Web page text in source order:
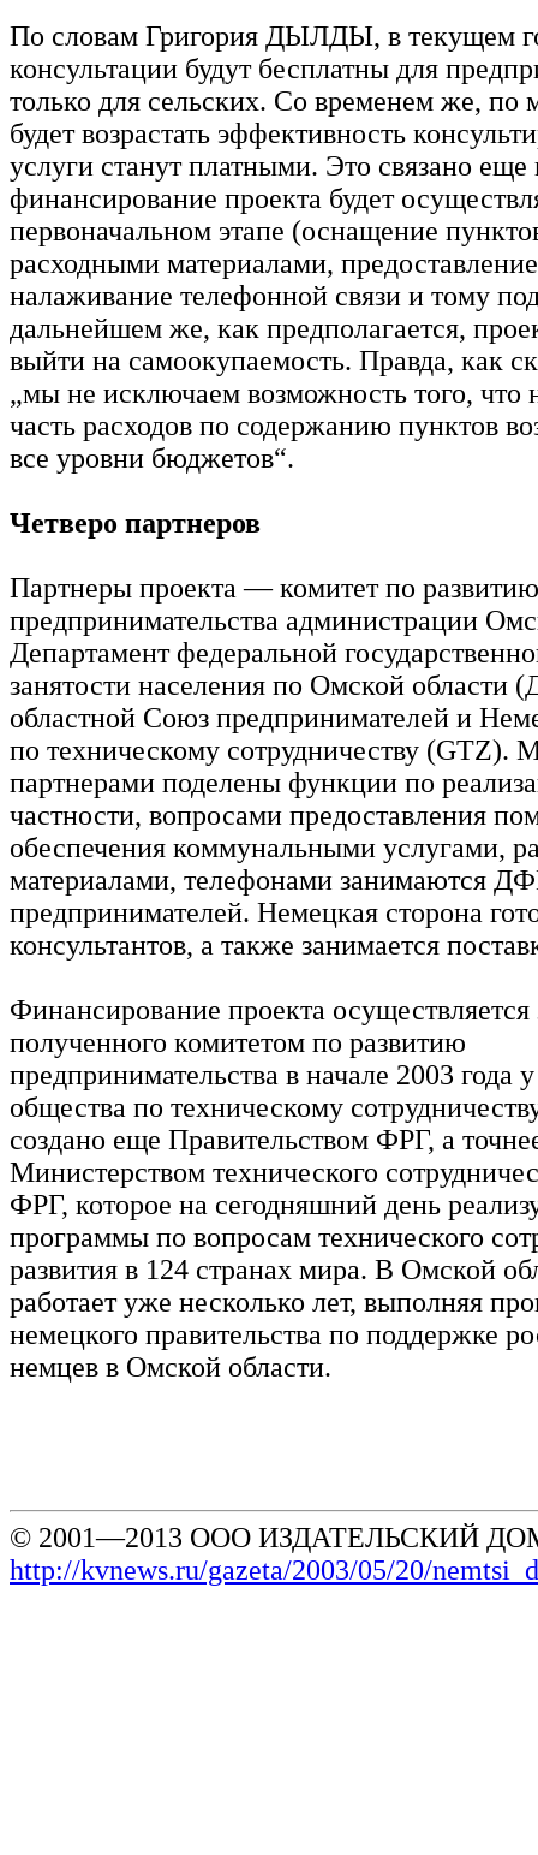
По словам Григория ДЫЛДЫ, в текущем
консультации будут бесплатны для
только для сельских. Со временем же, по
будет возрастать эффективность
услуги станут платными. Это связано еще
финансирование проекта будет
первоначальном этапе (оснащение
расходными материалами,
налаживание телефонной связи и тому
дальнейшем же, как предполагается,
выйти на самоокупаемость. Правда, как
„мы не исключаем возможность того, что
часть расходов по содержанию пунктов
все уровни бюджетов“.
Четверо партнеров
Партнеры проекта — комитет по развитию
предпринимательства администрации
Департамент федеральной
занятости населения по Омской
областной Союз предпринимателей и
по техническому сотрудничеству (GTZ).
партнерами поделены функции по
частности, вопросами предоставления
обеспечения коммунальными услугами,
материалами, телефонами занимаются
предпринимателей. Немецкая сторона
консультантов, а также занимается
Финансирование проекта осуществляется
полученного комитетом по развитию
предпринимательства в начале 2003 года
общества по техническому
создано еще Правительством ФРГ, а
Министерством технического
ФРГ, которое на сегодняшний день
программы по вопросам технического
развития в 124 странах мира. В Омской
работает уже несколько лет, выполняя
немецкого правительства по поддержке
немцев в Омской области.
© 2001—2013 ООО ИЗДАТЕЛЬСКИЙ
http://kvnews.ru/gazeta/2003/05/20/